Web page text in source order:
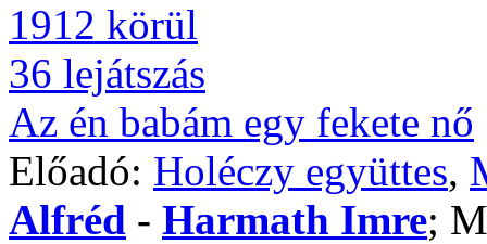
1912 körül
36 lejátszás
Az én babám egy fekete nő
Előadó: Holéczy együttes,
Alfréd - Harmath Imre;